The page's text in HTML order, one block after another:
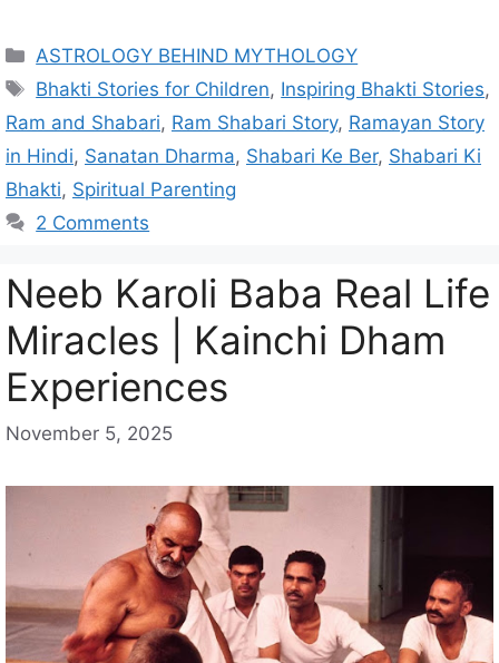
C
a
e
g
o
r
s
ASTROLOGY BEHIND MYTHOLOGY
T
a
s
Bhakti Stories for Children, Inspiring Bhakti Stories,
Ram and Shabari, Ram Shabari Story, Ramayan Story
in Hindi, Sanatan Dharma, Shabari Ke Ber, Shabari Ki
Bhakti, Spiritual Parenting
2 Comments
Neeb Karoli Baba Real Life
Miracles | Kainchi Dham
Experiences
November 5, 2025